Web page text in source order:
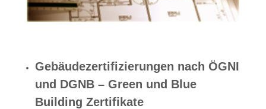
Gebäudezertifizierungen nach ÖGNI
und DGNB – Green und Blue
Building Zertifikate